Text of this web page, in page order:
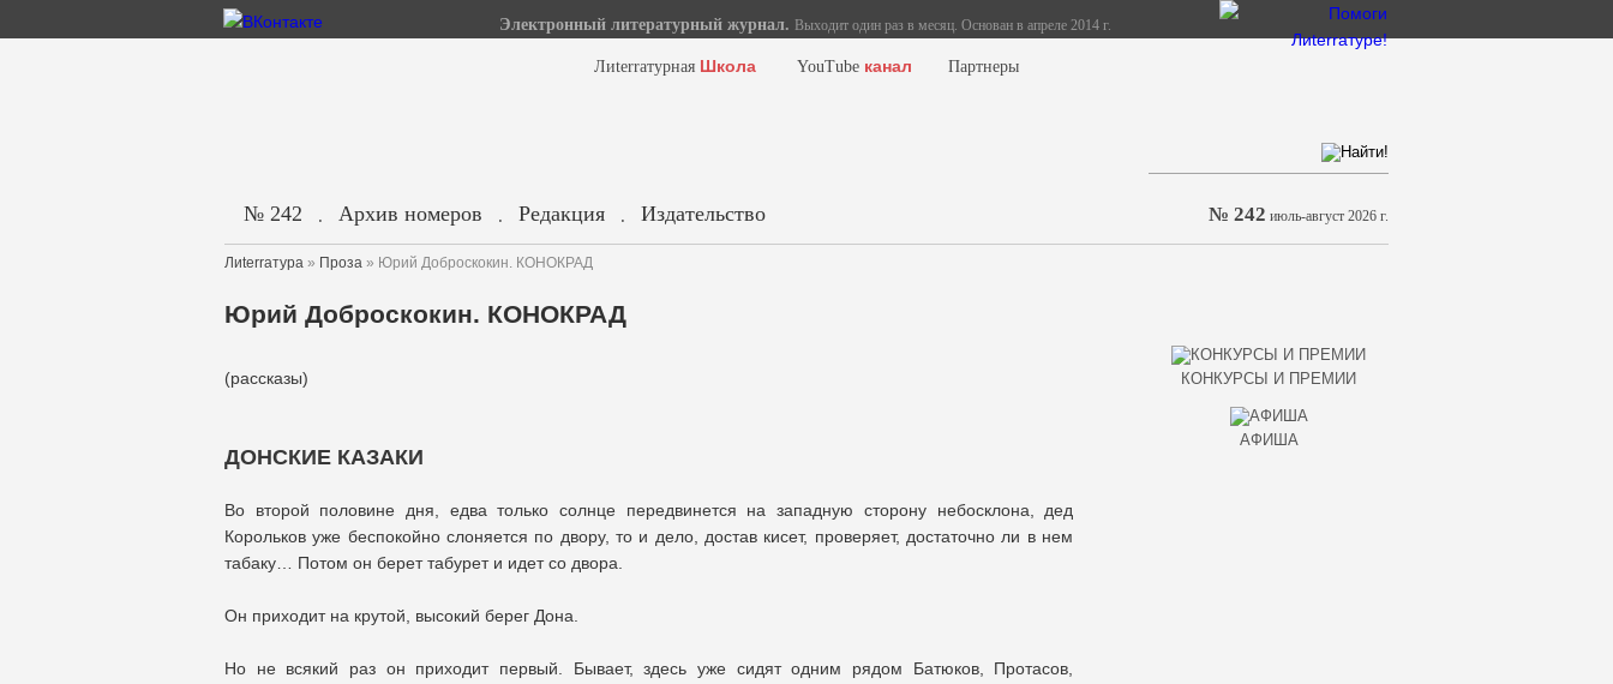
Электронный литературный журнал. Выходит один раз в месяц. Основан в апреле 2014 г.
Лиterraтурная Школа YouTube канал Партнеры
№ 242 . Архив номеров . Редакция . Издательство № 242 июль-август 2026 г.
Лиterraтура » Проза » Юрий Доброскокин. КОНОКРАД
Юрий Доброскокин. КОНОКРАД
(рассказы)
ДОНСКИЕ КАЗАКИ
Во второй половине дня, едва только солнце передвинется на западную сторону небосклона, дед
Корольков уже беспокойно слоняется по двору, то и дело, достав кисет, проверяет, достаточно ли в нем
табаку… Потом он берет табурет и идет со двора.
Он приходит на крутой, высокий берег Дона.
Но не всякий раз он приходит первый. Бывает, здесь уже сидят одним рядом Батюков, Протасов,
КОНКУРСЫ И ПРЕМИИ
АФИША